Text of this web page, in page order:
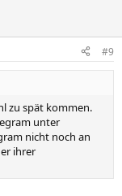
#9
zu spät kommen.
unter
nicht noch an
ihrer